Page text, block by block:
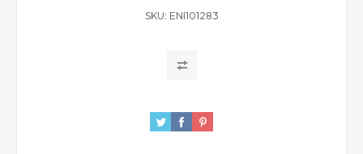
SKU: ENI101283